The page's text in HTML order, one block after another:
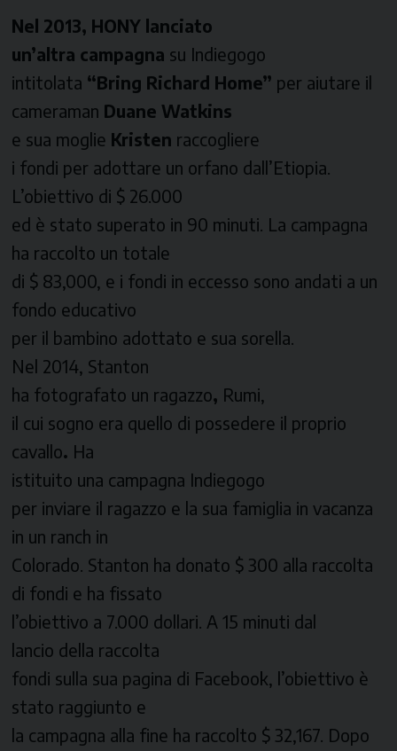
Nel 2013, HONY lanciato
un’altra campagna su Indiegogo
intitolata “Bring Richard Home” per aiutare il
cameraman Duane Watkins
e sua moglie Kristen raccogliere
i fondi per adottare un orfano dall’Etiopia.
L’obiettivo di $ 26.000
ed è stato superato in 90 minuti. La campagna
ha raccolto un totale
di $ 83,000, e i fondi in eccesso sono andati a un
fondo educativo
per il bambino adottato e sua sorella.
Nel 2014, Stanton
ha fotografato un ragazzo, Rumi,
il cui sogno era quello di possedere il proprio
cavallo. Ha
istituito una campagna Indiegogo
per inviare il ragazzo e la sua famiglia in vacanza
in un ranch in
Colorado. Stanton ha donato $ 300 alla raccolta
di fondi e ha fissato
l’obiettivo a 7.000 dollari. A 15 minuti dal
lancio della raccolta
fondi sulla sua pagina di Facebook, l’obiettivo è
stato raggiunto e
la campagna alla fine ha raccolto $ 32,167. Dopo